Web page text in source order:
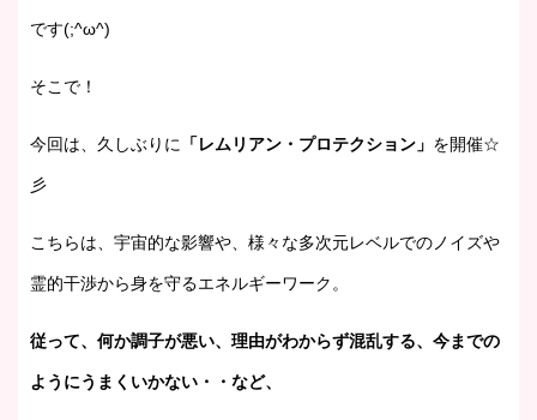
です(;^ω^)
そこで！
今回は、久しぶりに 「レムリアン・プロテクション」 を開催☆
彡
こちらは、宇宙的な影響や、様々な多次元レベルでのノイズや
霊的干渉から身を守るエネルギーワーク。
従って、何か調子が悪い、理由がわからず混乱する、今までの
ようにうまくいかない・・など、